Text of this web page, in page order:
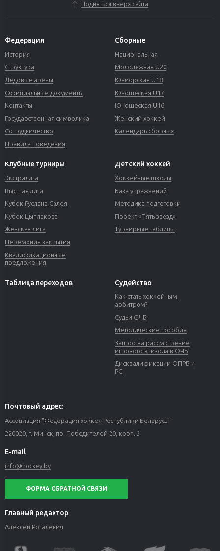
Подняться вверх сайта
Федерация
История
Структура
Ледовые арены
Официальные документы
Контакты
Государственная символика
Сотрудничество
Правила поведения
Сборные
Национальная
Молодежная U20
Юниорская U18
Юношеская U17
Юношеская U16
Женский хоккей
Календарь сборных
Клубные турниры
Экстралига
Высшая лига
Кубок Руслана Салея
Кубок Цыплакова
Женская лига
Церемония закрытия
Квалификационные
предложения
Детский хоккей
Хоккейные школы
База упражнений
Методика подготовки
Проект «Пять звезд»
Турнирные таблицы
Таблица переходов Судейство
Как стать хоккейным
арбитром?
Судьи ОЧБ
Методические пособия
Запрос на рассмотрение
игрового эпизода в ОЧБ
Дисквалификации ОПРБ и
РС
Почтовый адрес:
Ассоциация "Федерация хоккея Республики Беларусь"
220020, г. Минск, пр. Победителей 20, корп. 3
E-mail
info@hockey.by
ФОРМА ОБРАТНОЙ СВЯЗИ
Главный редактор
Алексей Рогалевич